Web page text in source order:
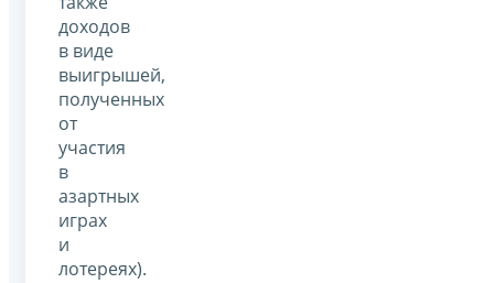
доходов
в виде
выигрышей,
полученных
от
участия
в
азартных
играх
и
лотереях).